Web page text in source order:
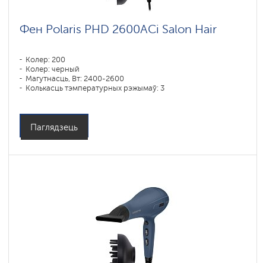
Фен Polaris PHD 2600AСi Salon Hair
Колер: 200
Колер: черный
Магутнасць, Вт: 2400-2600
Колькасць тэмпературных рэжымаў: 3
Паглядзець